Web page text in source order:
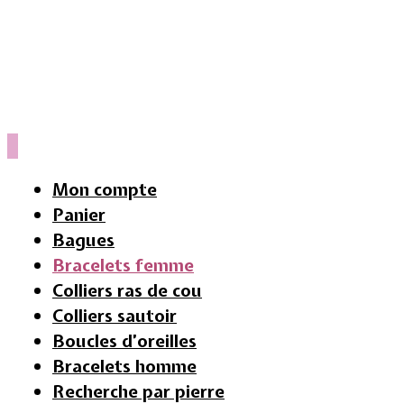
Mon compte
Panier
Bagues
Bracelets femme
Colliers ras de cou
Colliers sautoir
Boucles d’oreilles
Bracelets homme
Recherche par pierre